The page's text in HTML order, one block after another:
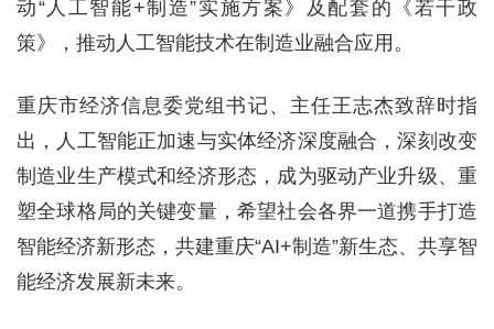
动“人工智能+制造”实施方案》及配套的《若干政
策》，推动人工智能技术在制造业融合应用。
重庆市经济信息委党组书记、主任王志杰致辞时指
出，人工智能正加速与实体经济深度融合，深刻改变
制造业生产模式和经济形态，成为驱动产业升级、重
塑全球格局的关键变量，希望社会各界一道携手打造
智能经济新形态，共建重庆“AI+制造”新生态、共享智
能经济发展新未来。